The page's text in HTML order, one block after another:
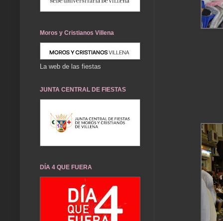
Moros y Cristianos Villena
La web de las fiestas
JUNTA CENTRAL DE FIESTAS
DÍA 4 QUE FUERA